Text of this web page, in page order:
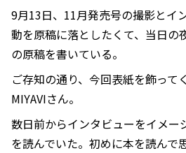
9月13日、11月発売号の撮影とイ
動を原稿に落としたくて、当日の
の原稿を書いている。
ご存知の通り、今回表紙を飾って
MIYAVIさん。
数日前からインタビューをイメー
を読んでいた。初めに本を読んで